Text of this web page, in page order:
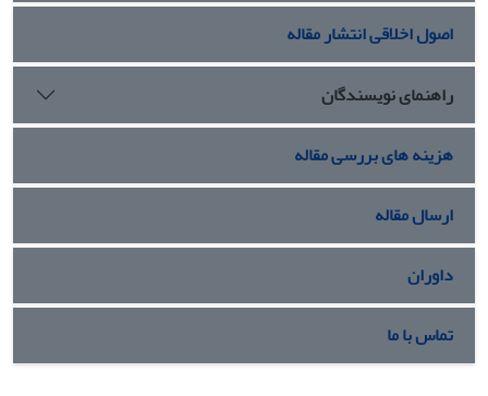
اصول اخلاقی انتشار مقاله
راهنمای نویسندگان
هزینه های بررسی مقاله
ارسال مقاله
داوران
تماس با ما